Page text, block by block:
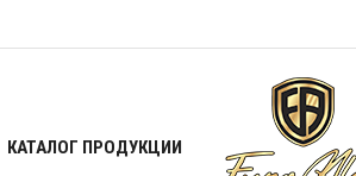
КАТАЛОГ ПРОДУКЦИИ